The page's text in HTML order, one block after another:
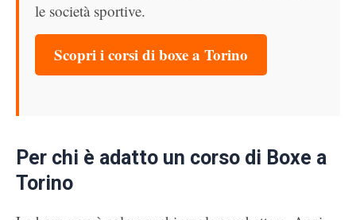
le società sportive.
Scopri i corsi di boxe a Torino
Per chi è adatto un corso di Boxe a
Torino